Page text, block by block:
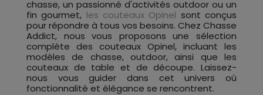
chasse, un passionné d'activités outdoor ou un
fin gourmet, les couteaux Opinel sont conçus
pour répondre à tous vos besoins. Chez Chasse
Addict, nous vous proposons une sélection
complète des couteaux Opinel, incluant les
modèles de chasse, outdoor, ainsi que les
couteaux de table et de découpe. Laissez-
nous vous guider dans cet univers où
fonctionnalité et élégance se rencontrent.